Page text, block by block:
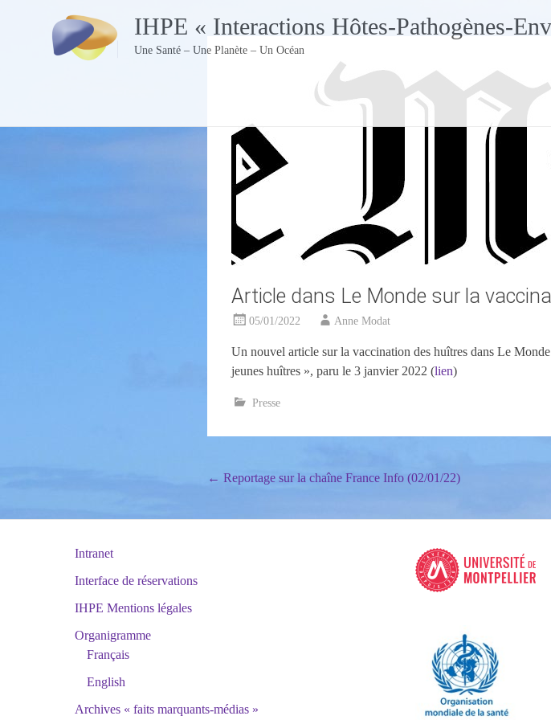
IHPE « Interactions Hôtes-Pathogènes-
Une Santé – Une Planète – Un Océan
Article dans Le Monde sur la
05/01/2022 Anne Modat
Un nouvel article sur la vaccination des huîtres dans Le
jeunes huîtres », paru le 3 janvier 2022 (lien)
Presse
Post
← Reportage sur la chaîne France Info (02/01/22)
Intranet
Interface de réservations
IHPE Mentions légales
Organigramme
Français
English
Archives « faits marquants-médias »